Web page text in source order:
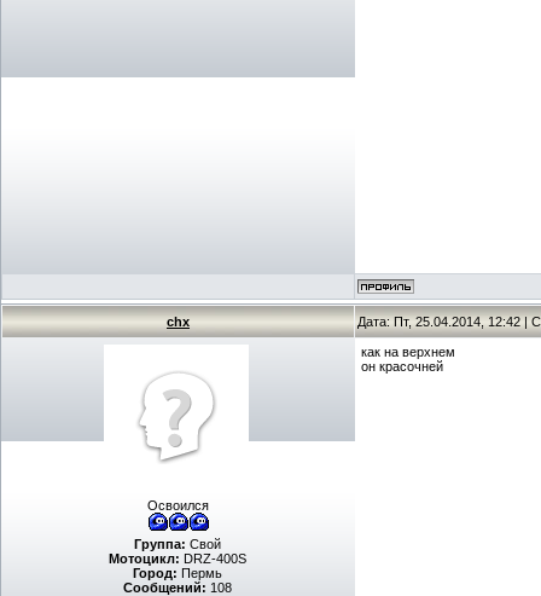
chx Дата: Пт, 25.04.2014, 12:42 |
Освоился
Группа: Свой
Мотоцикл: DRZ-400S
Город: Пермь
Сообщений: 108
как на верхнем
он красочней